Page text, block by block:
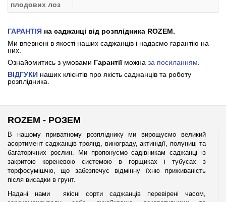
плодових лоз
ГАРАНТІЯ на саджанці від розплідника ROZEM.
Ми впевнені в якості наших саджанців і надаємо гарантію на
них.
Ознайомитись з умовами Гарантії можна за посиланням
ВІДГУКИ наших клієнтів про якість саджанців та роботу
розплідника.
ROZEM - РОЗЕМ
В нашому приватному розпліднику ми вирощуємо великий
асортимент саджанців троянд, винограду, актинідії, полуниці та
багаторічних рослин. Ми пропонуємо садівникам саджанці із
закритою кореневою системою в горщиках і тубусах з
торфосумішчю, що забезпечує відмінну їхню приживаність
після висадки в грунт.
Надані нами якісні сорти саджанців перевірені часом,